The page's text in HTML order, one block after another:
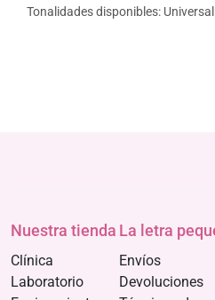
Tonalidades disponibles:
Nuestra tienda
Clínica
Laboratorio
La letra
Envíos
Devoluciones